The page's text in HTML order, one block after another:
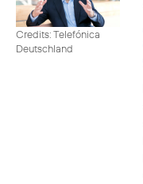
Credits: Telefónica
Deutschland